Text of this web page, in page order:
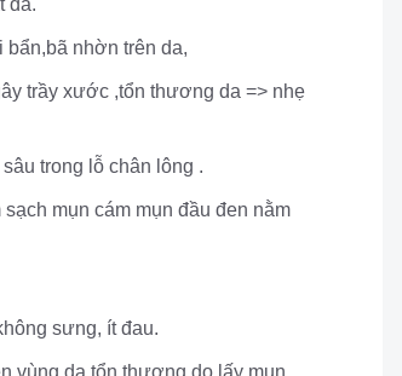
bẩn,bã nhờn trên da,
trầy xước ,tổn thương da => nhẹ
trong lỗ chân lông .
mụn cám mụn đầu đen nằm
sưng, ít đau.
vùng da tổn thương do lấy mụn.